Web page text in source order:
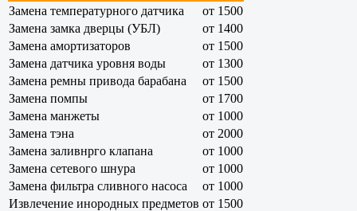
Замена температурного датчика
от 1500
Замена замка дверцы (УБЛ)
от 1400
Замена амортизаторов
от 1500
Замена датчика уровня воды
от 1300
Замена ремны привода барабана
от 1500
Замена помпы
от 1700
Замена манжеты
от 1000
Замена тэна
от 2000
Замена заливнрго клапана
от 1000
Замена сетевого шнура
от 1000
Замена фильтра сливного насоса
от 1000
Извлечение инородных предметов от 1500